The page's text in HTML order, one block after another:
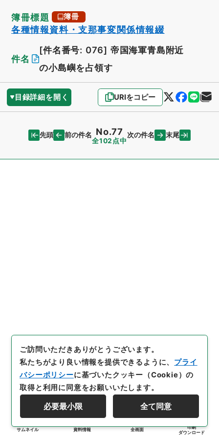
簿冊標題 簿冊
各種情報資料・支那事変関係情報綴
件名
[件名番号: 076] 帝国海軍青島附近
の小島嶼を占領す
目録詳細を開く URIをコピー
先頭 前の件名 No.77
全102点中
次の件名 末尾
サムネイル 資料情報 全画面
印刷
ダウンロード
ご訪問いただきありがとうございます。
私たちがより良い情報を提供できるように、 プライ
バシーポリシーに基づいたクッキー（Cookie）の
取得と利用に同意をお願いいたします。
必要最小限 全て同意